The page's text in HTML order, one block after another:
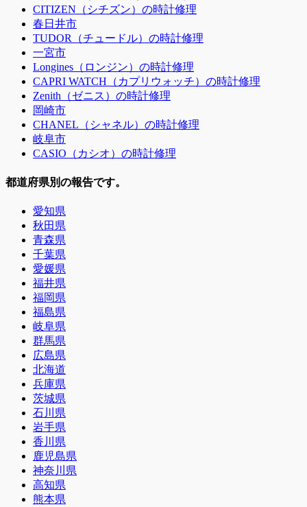
CITIZEN（シチズン）の時計修理
春日井市
TUDOR（チュードル）の時計修理
一宮市
Longines（ロンジン）の時計修理
CAPRI WATCH（カプリウォッチ）の時計修理
Zenith（ゼニス）の時計修理
岡崎市
CHANEL（シャネル）の時計修理
岐阜市
CASIO（カシオ）の時計修理
都道府県別の報告です。
愛知県
秋田県
青森県
千葉県
愛媛県
福井県
福岡県
福島県
岐阜県
群馬県
広島県
北海道
兵庫県
茨城県
石川県
岩手県
香川県
鹿児島県
神奈川県
高知県
熊本県